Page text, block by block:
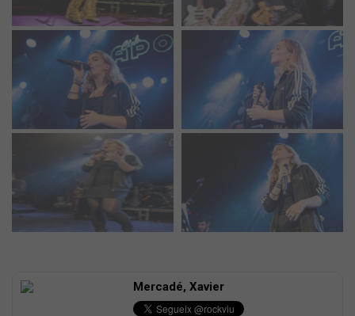
Mercadé, Xavier